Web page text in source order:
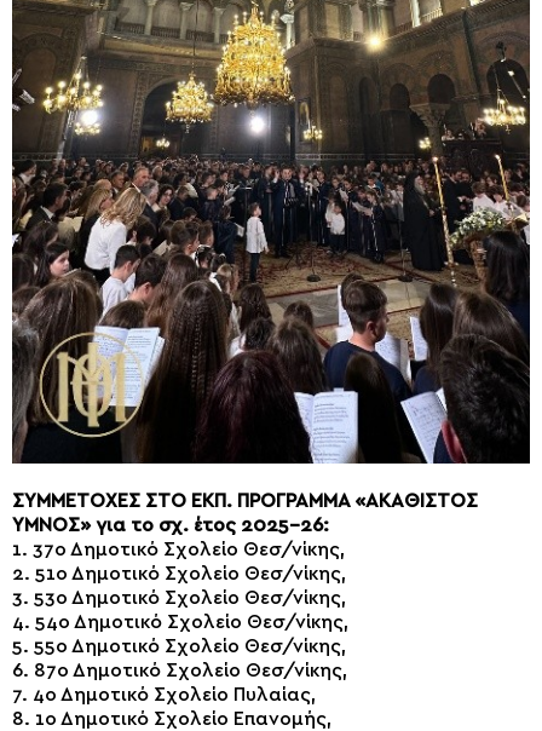
ΣΥΜΜΕΤΟΧΕΣ ΣΤΟ ΕΚΠ. ΠΡΟΓΡΑΜΜΑ «ΑΚΑΘΙΣΤΟΣ
ΥΜΝΟΣ» για το σχ. έτος 2025-26:
1. 37ο Δημοτικό Σχολείο Θεσ/νίκης,
2. 51ο Δημοτικό Σχολείο Θεσ/νίκης,
3. 53ο Δημοτικό Σχολείο Θεσ/νίκης,
4. 54ο Δημοτικό Σχολείο Θεσ/νίκης,
5. 55ο Δημοτικό Σχολείο Θεσ/νίκης,
6. 87ο Δημοτικό Σχολείο Θεσ/νίκης,
7. 4ο Δημοτικό Σχολείο Πυλαίας,
8. 1ο Δημοτικό Σχολείο Επανομής,